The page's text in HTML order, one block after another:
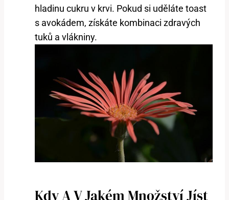
hladinu cukru v krvi. Pokud si uděláte toast
s avokádem, získáte kombinaci zdravých
tuků a vlákniny.
Kdy A V Jakém Množství Jíst